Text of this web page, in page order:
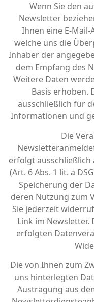
Wenn Sie den
Newsletter
Ihnen eine E-
welche uns die
Inhaber der
dem Empfang des
Weitere Daten
Basis erhoben.
ausschließlich für
Informationen und
Die
erfolgt
(Art. 6 Abs. 1 lit. a
Speicherung der
deren Nutzung zum
Sie jederzeit
Link im Newsletter.
erfolgten
Die von Ihnen zum
uns hinterlegten
Austragung aus